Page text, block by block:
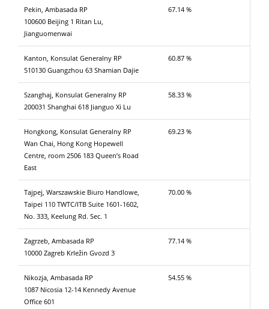
Pekin, Ambasada RP
100600 Beijing 1 Ritan Lu,
Jianguomenwai
67.14 %
Kanton, Konsulat Generalny RP
510130 Guangzhou 63 Shamian Dajie
60.87 %
Szanghaj, Konsulat Generalny RP
200031 Shanghai 618 Jianguo Xi Lu
58.33 %
Hongkong, Konsulat Generalny RP
Wan Chai, Hong Kong Hopewell
Centre, room 2506 183 Queen’s Road
East
69.23 %
Tajpej, Warszawskie Biuro Handlowe,
Taipei 110 TWTC/ITB Suite 1601-1602,
No. 333, Keelung Rd. Sec. 1
70.00 %
Zagrzeb, Ambasada RP
10000 Zagreb Krležin Gvozd 3
77.14 %
Nikozja, Ambasada RP
1087 Nicosia 12-14 Kennedy Avenue
Office 601
54.55 %